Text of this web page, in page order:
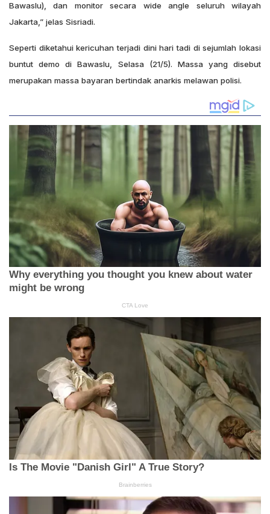
Bawaslu), dan monitor secara wide angle seluruh wilayah
Jakarta,” jelas Sisriadi.
Seperti diketahui kericuhan terjadi dini hari tadi di sejumlah lokasi
buntut demo di Bawaslu, Selasa (21/5). Massa yang disebut
merupakan massa bayaran bertindak anarkis melawan polisi.